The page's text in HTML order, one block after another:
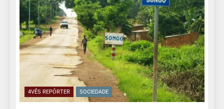
4VÊS REPÓRTER SOCIEDADE